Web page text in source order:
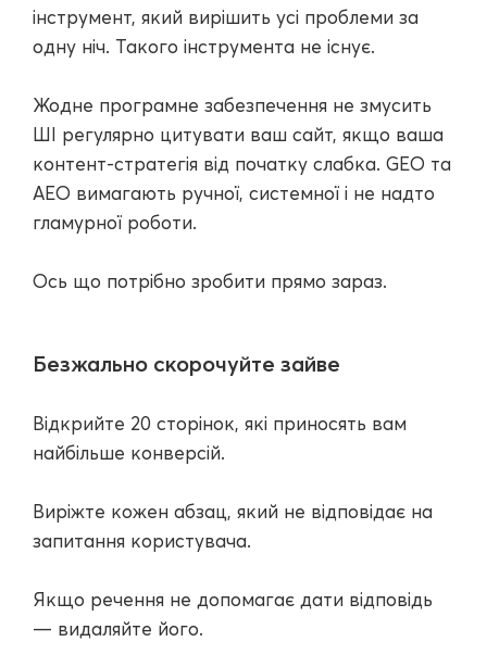
інструмент, який вирішить усі проблеми за
одну ніч. Такого інструмента не існує.
Жодне програмне забезпечення не змусить
ШІ регулярно цитувати ваш сайт, якщо ваша
контент-стратегія від початку слабка. GEO та
AEO вимагають ручної, системної і не надто
гламурної роботи.
Ось що потрібно зробити прямо зараз.
Безжально скорочуйте зайве
Відкрийте 20 сторінок, які приносять вам
найбільше конверсій.
Виріжте кожен абзац, який не відповідає на
запитання користувача.
Якщо речення не допомагає дати відповідь
— видаляйте його.